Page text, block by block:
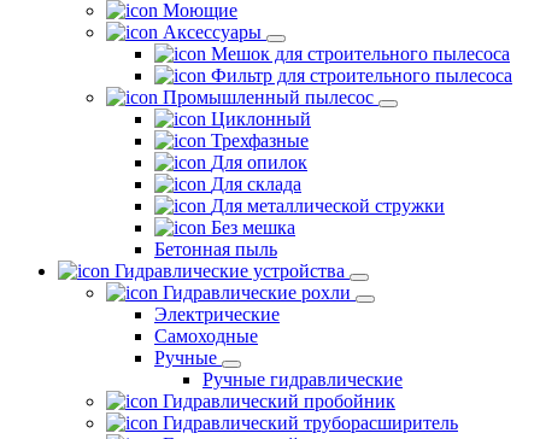
Моющие
Аксессуары
Мешок для строительного пылесоса
Фильтр для строительного пылесоса
Промышленный пылесос
Циклонный
Трехфазные
Для опилок
Для склада
Для металлической стружки
Без мешка
Бетонная пыль
Гидравлические устройства
Гидравлические рохли
Электрические
Самоходные
Ручные
Ручные гидравлические
Гидравлический пробойник
Гидравлический труборасширитель